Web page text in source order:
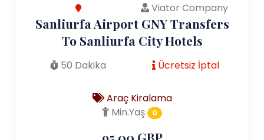
Viator Company
Sanliurfa Airport GNY Transfers
To Sanliurfa City Hotels
50 Dakika Ücretsiz İptal
Araç Kiralama
Min.Yaş
0